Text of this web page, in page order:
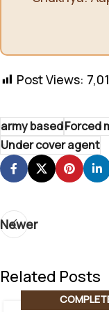
Post Views:
army basedForced
Under cover agent
Newer
Related Posts